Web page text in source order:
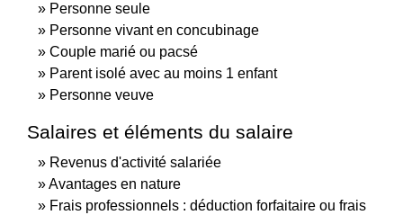
Personne seule
Personne vivant en concubinage
Couple marié ou pacsé
Parent isolé avec au moins 1 enfant
Personne veuve
Salaires et éléments du salaire
Revenus d'activité salariée
Avantages en nature
Frais professionnels : déduction forfaitaire ou frais